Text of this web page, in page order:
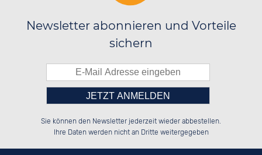
Newsletter abonnieren und Vorteile
sichern
██░░░░░░░░░░██░░██░░░░░░██░░██░░
██████░░░░████░░██████░░██████░░
░░░░██░░░░░░██░░██░░██░░██░░██░░
Bitte tragen Sie die Zahl in
das nebenstehende Feld ein.
Sie können den Newsletter jederzeit wieder abbestellen.
Ihre Daten werden nicht an Dritte weitergegeben